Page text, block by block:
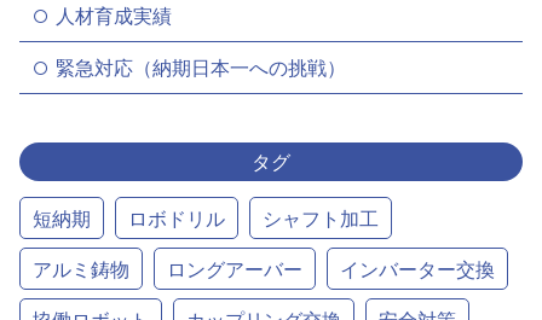
人材育成実績
緊急対応（納期日本一への挑戦）
タグ
短納期 ロボドリル
シャフト加工
アルミ鋳物
ロングアーバー
インバーター交換